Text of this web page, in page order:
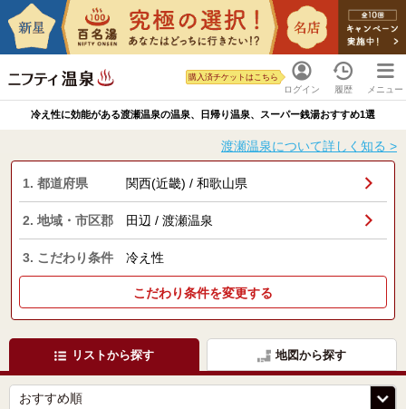
ログイン
購入済チケットはこちら
履歴 メニュー
冷え性に効能がある渡瀬温泉の温泉、日帰り温泉、スーパー銭湯おすすめ1選
渡瀬温泉について詳しく知る >
1. 都道府県 関西(近畿) / 和歌山県
2. 地域・市区郡 田辺 / 渡瀬温泉
3. こだわり条件 冷え性
こだわり条件を変更する
リストから探す 地図から探す